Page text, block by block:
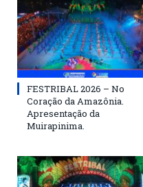
FESTRIBAL 2026 – No
Coração da Amazônia.
Apresentação da
Muirapinima.